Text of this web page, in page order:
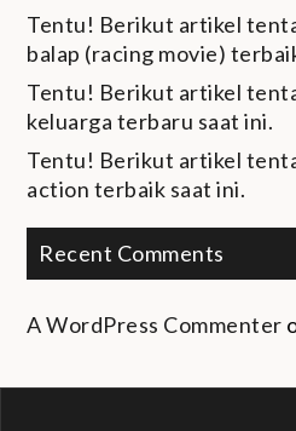
Tentu! Berikut artikel
balap (racing movie)
Tentu! Berikut artikel
keluarga terbaru saat ini.
Tentu! Berikut artikel
action terbaik saat ini.
Recent Comments
A WordPress Commenter